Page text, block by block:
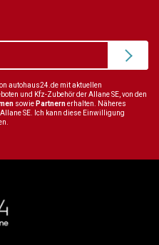
autohaus24.de mit aktuellen
und Kfz-Zubehör der Allane SE, von den
sowie Partnernerhalten. Näheres
SE. Ich kann diese Einwilligung